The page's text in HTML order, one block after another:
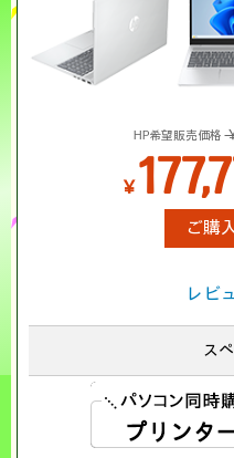
HP希望販売価格
￥
ご購
レビ
ス